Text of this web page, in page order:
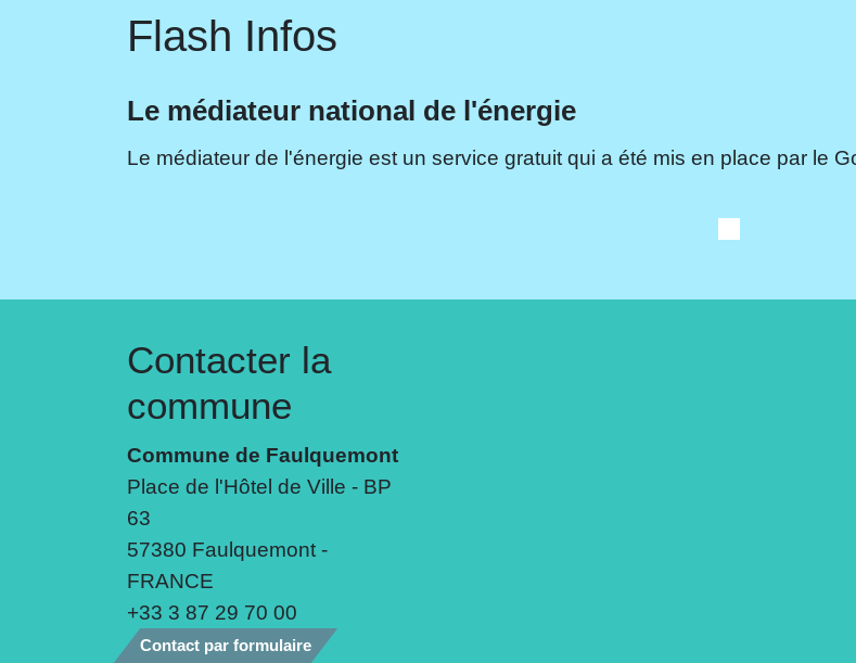
Flash Infos
Le médiateur national de l'énergie
Le médiateur de l'énergie est un service gratuit qui a été mis en place par le
Contacter la
commune
Commune de Faulquemont
Place de l'Hôtel de Ville - BP
63
57380 Faulquemont -
FRANCE
+33 3 87 29 70 00
Contact par formulaire